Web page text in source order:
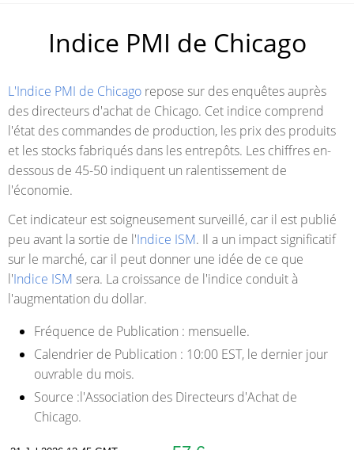
Indice PMI de Chicago
L'Indice PMI de Chicago repose sur des enquêtes auprès
des directeurs d'achat de Chicago. Cet indice comprend
l'état des commandes de production, les prix des produits
et les stocks fabriqués dans les entrepôts. Les chiffres en-
dessous de 45-50 indiquent un ralentissement de
l'économie.
Cet indicateur est soigneusement surveillé, car il est publié
peu avant la sortie de l'Indice ISM. Il a un impact significatif
sur le marché, car il peut donner une idée de ce que
l'Indice ISM sera. La croissance de l'indice conduit à
l'augmentation du dollar.
Fréquence de Publication : mensuelle.
Calendrier de Publication : 10:00 EST, le dernier jour
ouvrable du mois.
Source :l'Association des Directeurs d'Achat de
Chicago.